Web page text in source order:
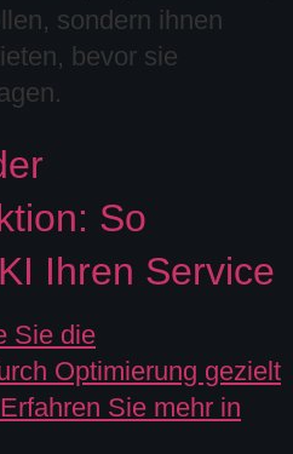
sondern ihnen
bevor sie
So
Ihren Service